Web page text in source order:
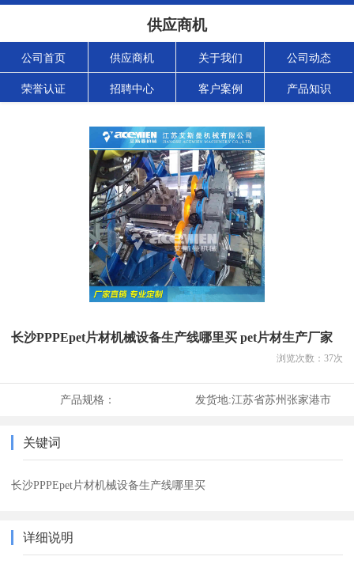
供应商机
公司首页 供应商机 关于我们 公司动态
荣誉认证 招聘中心 客户案例 产品知识
长沙PPPEpet片材机械设备生产线哪里买 pet片材生产厂家
浏览次数： 37次
产品规格： 发货地:江苏省苏州张家港市
关键词
长沙PPPEpet片材机械设备生产线哪里买
详细说明